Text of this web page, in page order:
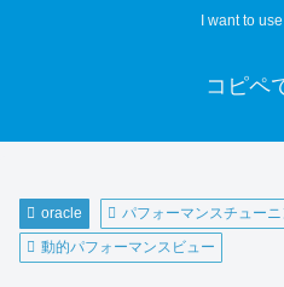
I want to
コピペ
oracle
パフォーマンスチュー
動的パフォーマンスビュー